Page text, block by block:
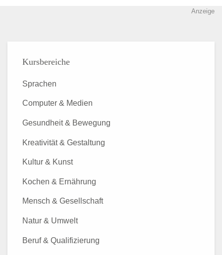
Anzeige
Kursbereiche
Sprachen
Computer & Medien
Gesundheit & Bewegung
Kreativität & Gestaltung
Kultur & Kunst
Kochen & Ernährung
Mensch & Gesellschaft
Natur & Umwelt
Beruf & Qualifizierung